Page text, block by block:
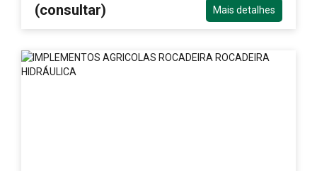
(consultar) Mais detalhes